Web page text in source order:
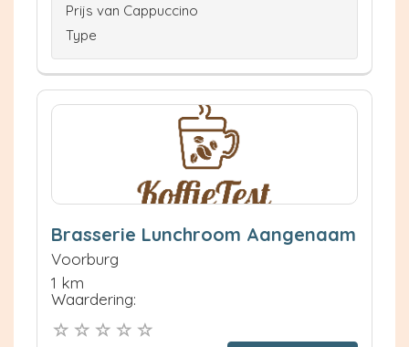
Prijs van Cappuccino
Type
Brasserie Lunchroom Aangenaam
Voorburg
1 km
Waardering: